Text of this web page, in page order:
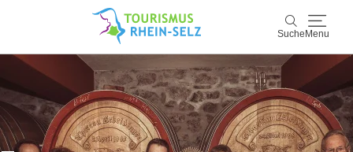
Suche Menu
Suche
Rhein-Selz
Entdecken & Erleben